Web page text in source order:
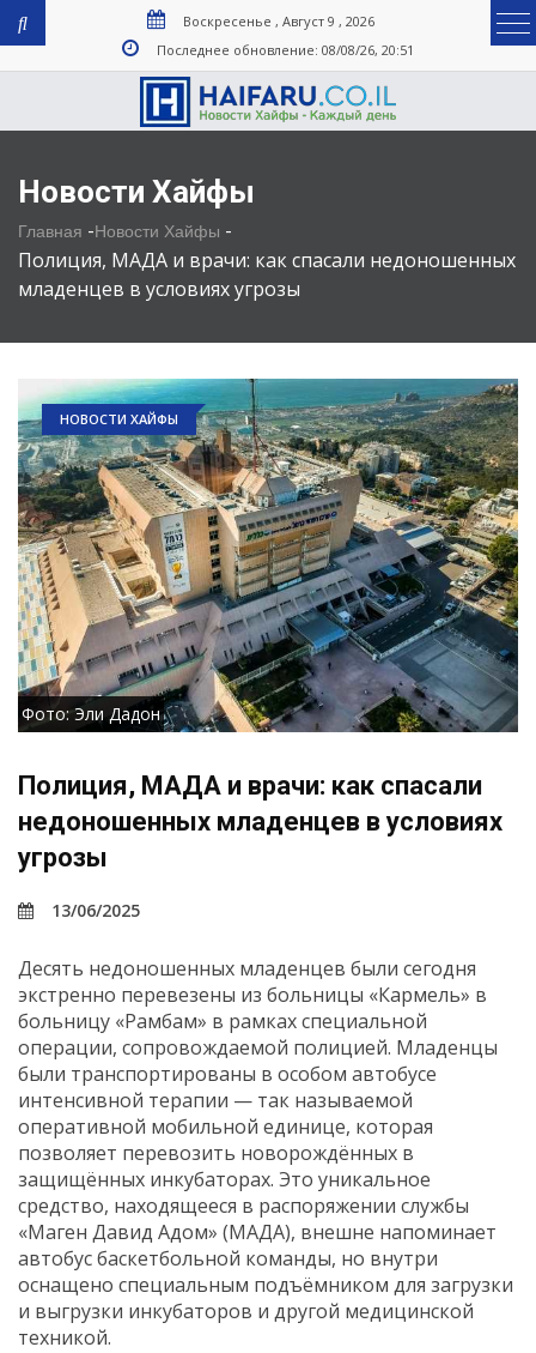
Воскресенье , Август 9 , 2026
Последнее обновление: 08/08/26, 20:51
Новости Хайфы
Главная -Новости Хайфы -
Полиция, МАДА и врачи: как спасали недоношенных
младенцев в условиях угрозы
НОВОСТИ ХАЙФЫ
Фото: Эли Дадон
Полиция, МАДА и врачи: как спасали
недоношенных младенцев в условиях
угрозы
13/06/2025
Десять недоношенных младенцев были сегодня
экстренно перевезены из больницы «Кармель» в
больницу «Рамбам» в рамках специальной
операции, сопровождаемой полицией. Младенцы
были транспортированы в особом автобусе
интенсивной терапии — так называемой
оперативной мобильной единице, которая
позволяет перевозить новорождённых в
защищённых инкубаторах. Это уникальное
средство, находящееся в распоряжении службы
«Маген Давид Адом» (МАДА), внешне напоминает
автобус баскетбольной команды, но внутри
оснащено специальным подъёмником для загрузки
и выгрузки инкубаторов и другой медицинской
техникой.